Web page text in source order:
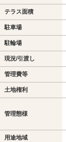
テラス面積
駐車場
駐輪場
現況/引渡し
管理費等
土地権利
管理態様
用途地域